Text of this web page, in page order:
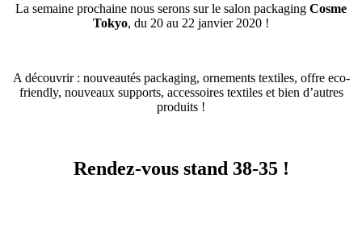
La semaine prochaine nous serons sur le salon packaging Cosme
Tokyo, du 20 au 22 janvier 2020 !
A découvrir : nouveautés packaging, ornements textiles, offre eco-
friendly, nouveaux supports, accessoires textiles et bien d’autres
produits !
Rendez-vous stand 38-35 !